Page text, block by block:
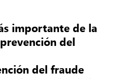
importante de la
del
del fraude